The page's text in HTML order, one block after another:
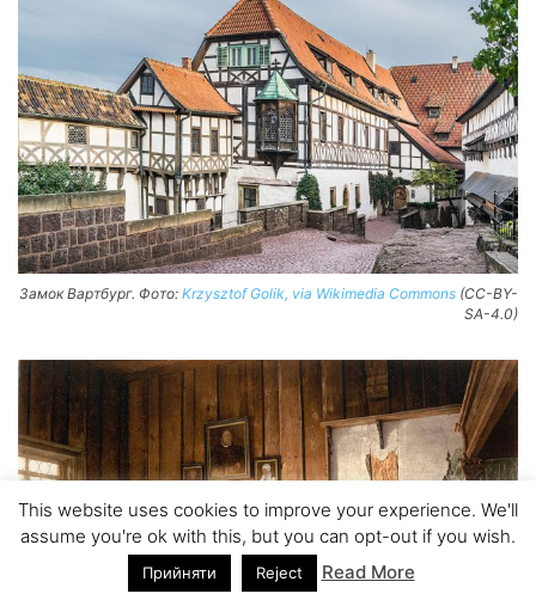
Замок Вартбург. Фото: Krzysztof Golik, via Wikimedia Commons (CC-BY-
SA-4.0)
This website uses cookies to improve your experience. We'll
assume you're ok with this, but you can opt-out if you wish.
Прийняти Reject Read More